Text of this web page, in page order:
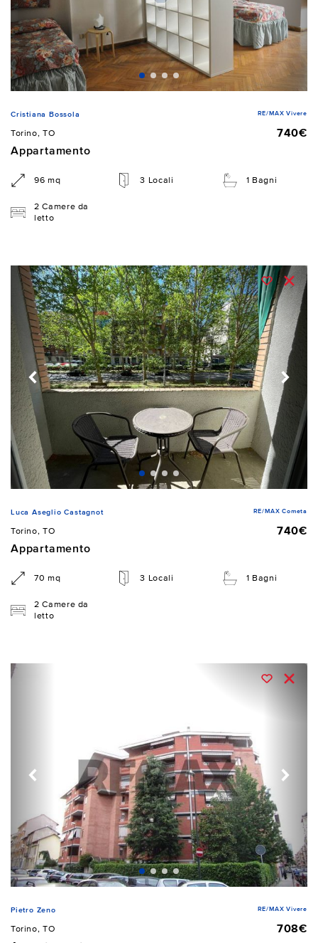
Cristiana Bossola RE/MAX Vivere
Torino, TO
740€
Appartamento
96 mq 3 Locali 1 Bagni
2 Camere da
letto
Luca Aseglio Castagnot RE/MAX Cometa
Torino, TO
740€
Appartamento
70 mq 3 Locali 1 Bagni
2 Camere da
letto
Pietro Zeno RE/MAX Vivere
Torino, TO
708€